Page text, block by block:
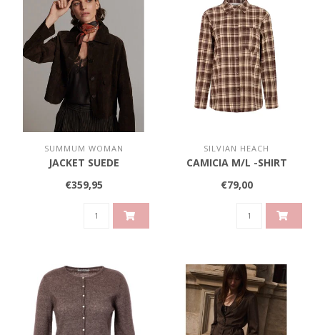
SUMMUM WOMAN
JACKET SUEDE
€359,95
SILVIAN HEACH
CAMICIA M/L -SHIRT
€79,00